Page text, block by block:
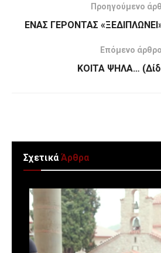
Προηγούμενο
ΕΝΑΣ ΓΕΡΟΝΤΑΣ
Επόμενο άρθρο
ΚΟΙΤΑ ΨΗΛΑ…
ΣχετικάΆρθρα